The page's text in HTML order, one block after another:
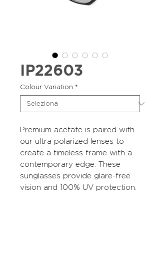
IP22603
Colour Variation *
Premium acetate is paired with
our ultra polarized lenses to
create a timeless frame with a
contemporary edge. These
sunglasses provide glare-free
vision and 100% UV protection.